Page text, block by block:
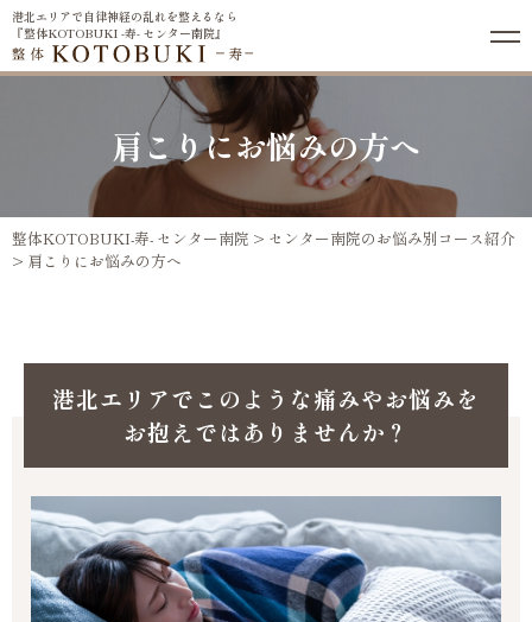
港北エリアで自律神経の乱れを整えるなら
『整体KOTOBUKI -寿- センター南院』
肩こりにお悩みの方へ
整体KOTOBUKI-寿- センター南院 > センター南院のお悩み別コース紹介
> 肩こりにお悩みの方へ
港北エリアでこのような痛みやお悩みを
お抱えではありませんか？